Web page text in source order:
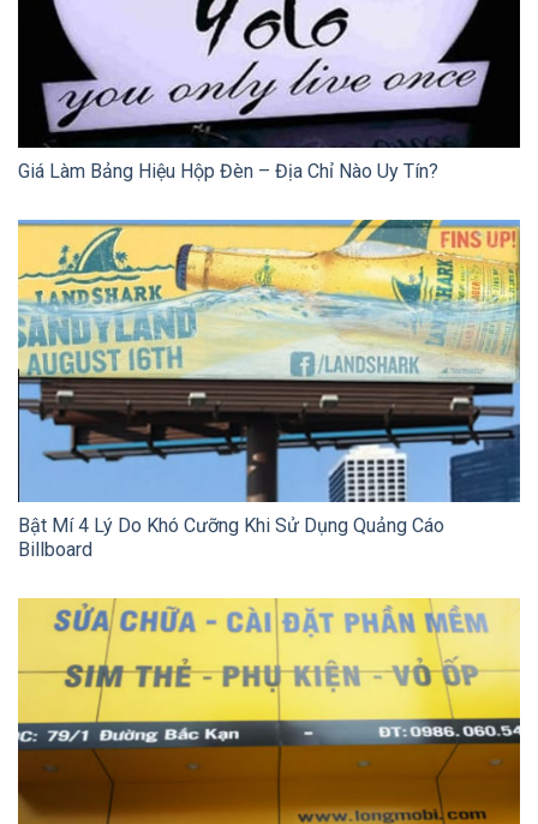
Giá Làm Bảng Hiệu Hộp Đèn – Địa Chỉ Nào Uy Tín?
Bật Mí 4 Lý Do Khó Cưỡng Khi Sử Dụng Quảng Cáo
Billboard